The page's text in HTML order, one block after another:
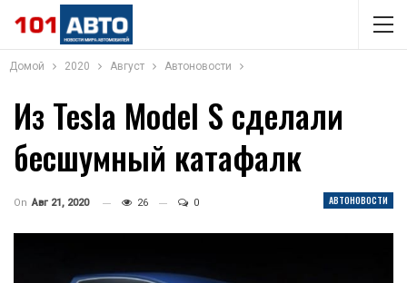
Домой 2020 Август Автоновости
Из Tesla Model S сделали
бесшумный катафалк
АВТОНОВОСТИ
On Авг 21, 2020 26 0